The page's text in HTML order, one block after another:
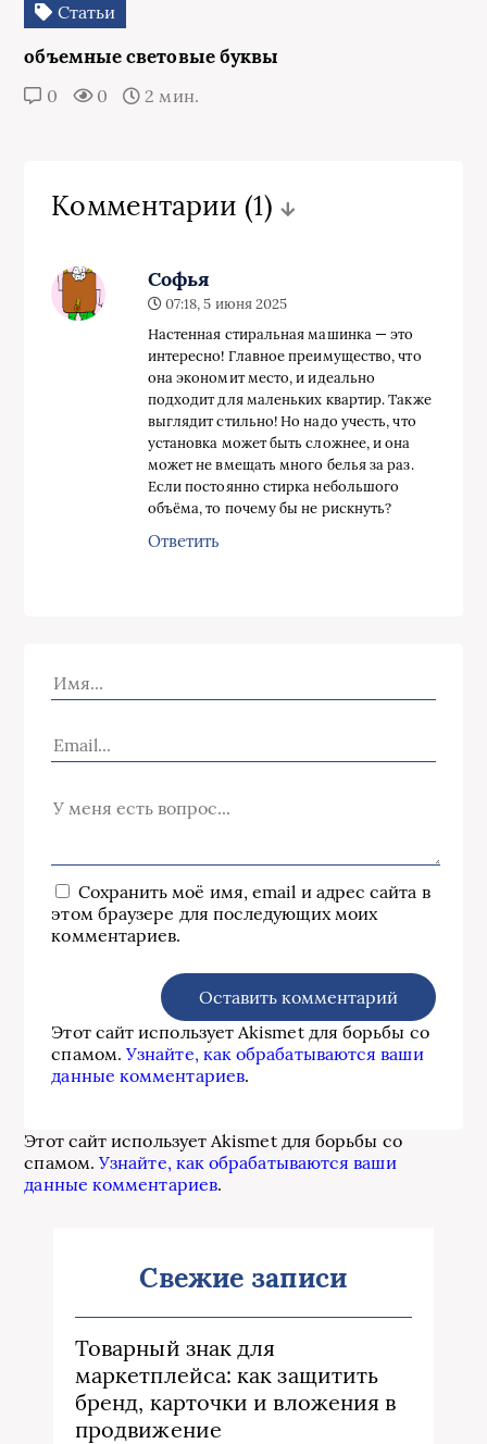
Статьи
объемные световые буквы
0 0 2 мин.
Комментарии (1)
Софья
07:18, 5 июня 2025
Настенная стиральная машинка — это
интересно! Главное преимущество, что
она экономит место, и идеально
подходит для маленьких квартир. Также
выглядит стильно! Но надо учесть, что
установка может быть сложнее, и она
может не вмещать много белья за раз.
Если постоянно стирка небольшого
объёма, то почему бы не рискнуть?
Ответить
Сохранить моё имя, email и адрес сайта в
этом браузере для последующих моих
комментариев.
Этот сайт использует Akismet для борьбы со
спамом.Узнайте, как обрабатываются ваши
данные комментариев.
Этот сайт использует Akismet для борьбы со
спамом.Узнайте, как обрабатываются ваши
данные комментариев.
Свежие записи
Товарный знак для
маркетплейса: как защитить
бренд, карточки и вложения в
продвижение